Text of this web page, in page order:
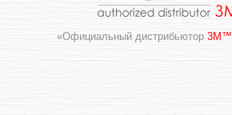
«Официальный дистрибьютор 3M™